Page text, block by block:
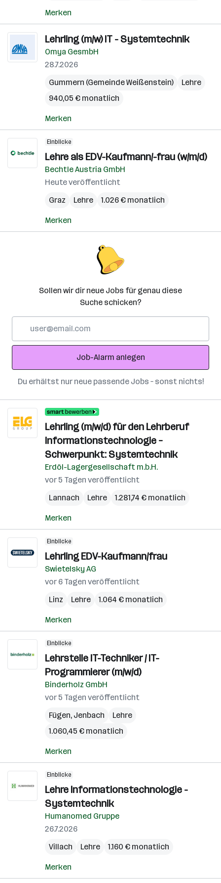
Merken
Lehrling (m/w) IT - Systemtechnik
Omya GesmbH
28.7.2026
Gummern (Gemeinde Weißenstein)
Lehre
940,05 € monatlich
Merken
Einblicke
Lehre als EDV-Kaufmann/-frau (w/m/d)
Bechtle Austria GmbH
Heute veröffentlicht
Graz
Lehre 1.026 € monatlich
Merken
Sollen wir dir neue Jobs für genau diese
Suche schicken?
Adresse
Job-Alarm anlegen
Du erhältst nur neue passende Jobs – sonst nichts!
Lehrling (m/w/d) für den Lehrberuf
Informationstechnologie –
Schwerpunkt: Systemtechnik
Erdöl-Lagergesellschaft m.b.H.
vor 5 Tagen veröffentlicht
Lannach
Lehre 1.281,74 € monatlich
Merken
Einblicke
Lehrling EDV-Kaufmann/frau
Swietelsky AG
vor 6 Tagen veröffentlicht
Linz
Lehre 1.064 € monatlich
Merken
Einblicke
Lehrstelle IT-Techniker / IT-
Programmierer (m/w/d)
Binderholz GmbH
vor 5 Tagen veröffentlicht
Fügen, Jenbach
Lehre
1.060,45 € monatlich
Merken
Einblicke
Lehre Informationstechnologie -
Systemtechnik
Humanomed Gruppe
26.7.2026
Villach
Lehre 1.160 € monatlich
Merken